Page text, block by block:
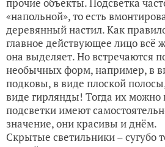
«напольной», то есть
деревянный настил. Как
главное действующее лицо всё
она выделяет. Но встречаются
необычных форм, например, в
подковы, в виде плоской
виде гирлянды! Тогда их можно
подсветки имеют
значение, они красивы и днём.
Скрытые светильники – сугубо